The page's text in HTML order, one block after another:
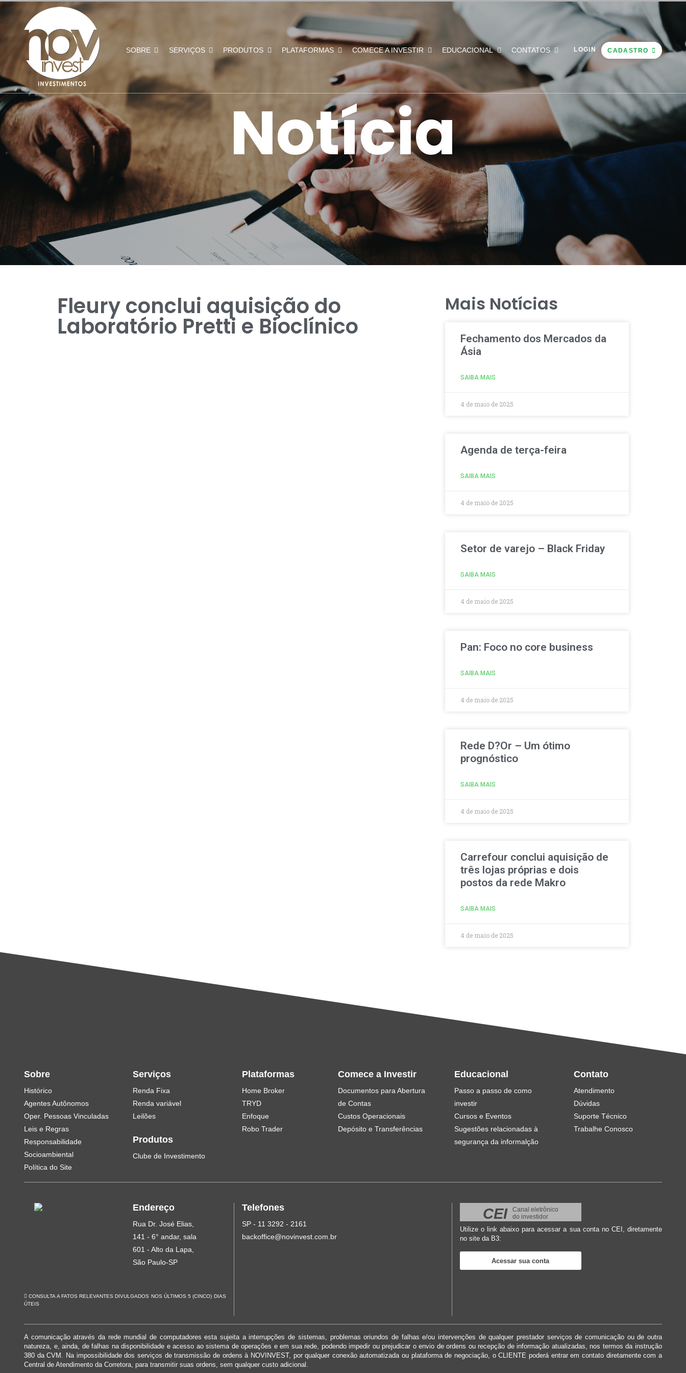
SOBRE SERVIÇOS PRODUTOS PLATAFORMAS COMECE A INVESTIR EDUCACIONAL CONTATOS LOGIN CADASTRO
Notícia
Fleury conclui aquisição do
Laboratório Pretti e Bioclínico
Mais Notícias
Fechamento dos Mercados da
Ásia
SAIBA MAIS
4 de maio de 2025
Agenda de terça-feira
SAIBA MAIS
4 de maio de 2025
Setor de varejo – Black Friday
SAIBA MAIS
4 de maio de 2025
Pan: Foco no core business
SAIBA MAIS
4 de maio de 2025
Rede D?Or – Um ótimo
prognóstico
SAIBA MAIS
4 de maio de 2025
Carrefour conclui aquisição de
três lojas próprias e dois
postos da rede Makro
SAIBA MAIS
4 de maio de 2025
Sobre
Histórico
Agentes Autônomos
Oper. Pessoas Vinculadas
Leis e Regras
Responsabilidade
Socioambiental
Política do Site
Serviços
Renda Fixa
Renda variável
Leilões
Produtos
Clube de Investimento
Plataformas
Home Broker
TRYD
Enfoque
Robo Trader
Comece a Investir
Documentos para Abertura
de Contas
Custos Operacionais
Depósito e Transferências
Educacional
Passo a passo de como
investir
Cursos e Eventos
Sugestões relacionadas à
segurança da informalção
Contato
Atendimento
Dúvidas
Suporte Técnico
Trabalhe Conosco
Endereço
Rua Dr. José Elias,
141 - 6° andar, sala
601 - Alto da Lapa,
São Paulo-SP
CONSULTA A FATOS RELEVANTES DIVULGADOS NOS ÚLTIMOS 5 (CINCO) DIAS
ÚTEIS
Telefones
SP - 11 3292 - 2161
backoffice@novinvest.com.br
CEI
Canal eletrônico
do investidor
Utilize o link abaixo para acessar a sua conta no CEI, diretamente
no site da B3:
Acessar sua conta
A comunicação através da rede mundial de computadores esta sujeita a interrupções de sistemas, problemas oriundos de falhas e/ou intervenções de qualquer prestador serviços de comunicação ou de outra
natureza, e, ainda, de falhas na disponibilidade e acesso ao sistema de operações e em sua rede, podendo impedir ou prejudicar o envio de ordens ou recepção de informação atualizadas, nos termos da instrução
380 da CVM. Na impossibilidade dos serviços de transmissão de ordens à NOVINVEST, por qualquer conexão automatizada ou plataforma de negociação, o CLIENTE poderá entrar em contato diretamente com a
Central de Atendimento da Corretora, para transmitir suas ordens, sem qualquer custo adicional.